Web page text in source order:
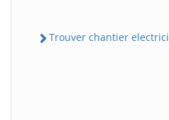
Trouver chantier